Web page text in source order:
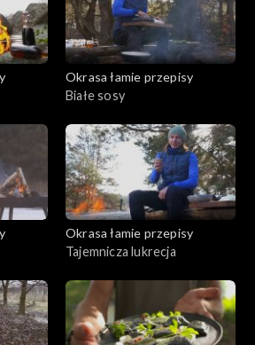
Okrasa łamie przepisy
Białe sosy
Okrasa łamie przepisy
Tajemnicza lukrecja